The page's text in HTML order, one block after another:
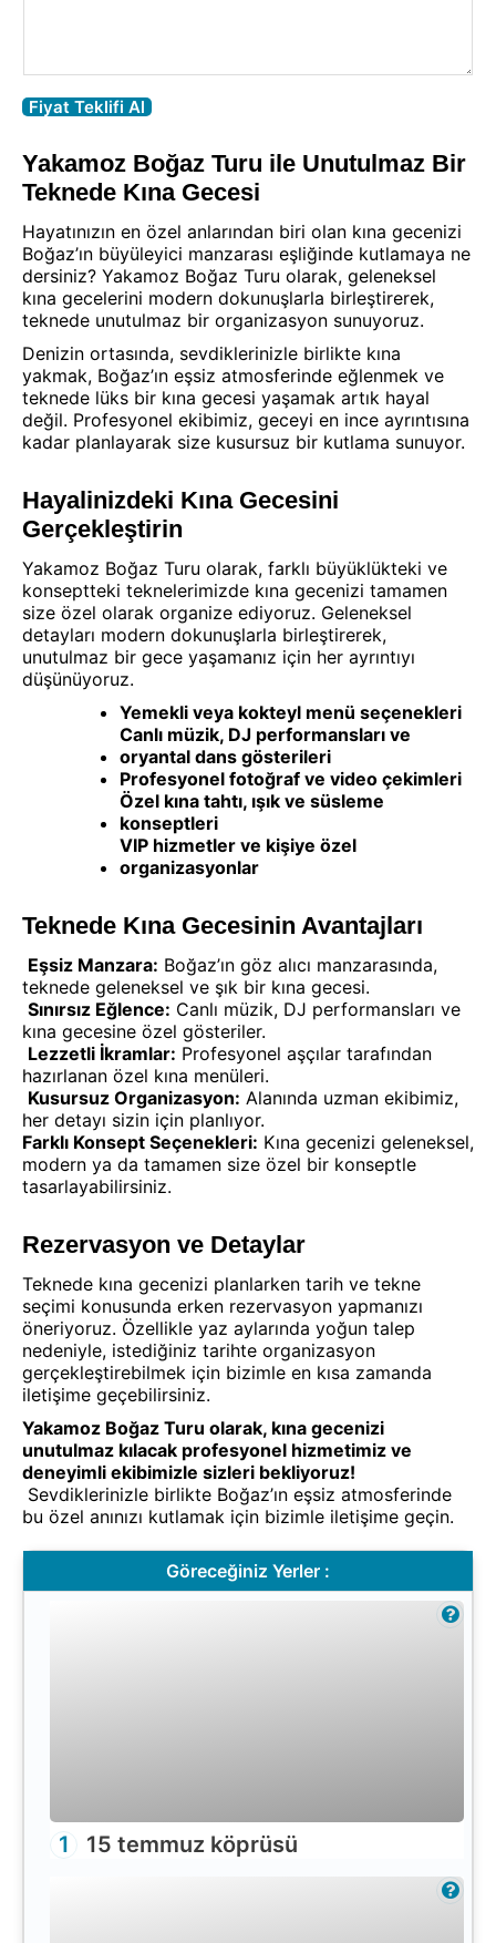
Fiyat Teklifi Al
Yakamoz Boğaz Turu ile Unutulmaz Bir
Teknede Kına Gecesi
Hayatınızın en özel anlarından biri olan kına gecenizi
Boğaz’ın büyüleyici manzarası eşliğinde kutlamaya ne
dersiniz? Yakamoz Boğaz Turu olarak, geleneksel
kına gecelerini modern dokunuşlarla birleştirerek,
teknede unutulmaz bir organizasyon sunuyoruz.
Denizin ortasında, sevdiklerinizle birlikte kına
yakmak, Boğaz’ın eşsiz atmosferinde eğlenmek ve
teknede lüks bir kına gecesi yaşamak artık hayal
değil. Profesyonel ekibimiz, geceyi en ince ayrıntısına
kadar planlayarak size kusursuz bir kutlama sunuyor.
Hayalinizdeki Kına Gecesini
Gerçekleştirin
Yakamoz Boğaz Turu olarak, farklı büyüklükteki ve
konseptteki teknelerimizde kına gecenizi tamamen
size özel olarak organize ediyoruz. Geleneksel
detayları modern dokunuşlarla birleştirerek,
unutulmaz bir gece yaşamanız için her ayrıntıyı
düşünüyoruz.
Yemekli veya kokteyl menü seçenekleri
Canlı müzik, DJ performansları ve
oryantal dans gösterileri
Profesyonel fotoğraf ve video çekimleri
Özel kına tahtı, ışık ve süsleme
konseptleri
VIP hizmetler ve kişiye özel
organizasyonlar
Teknede Kına Gecesinin Avantajları
Eşsiz Manzara: Boğaz’ın göz alıcı manzarasında,
teknede geleneksel ve şık bir kına gecesi.
Sınırsız Eğlence: Canlı müzik, DJ performansları ve
kına gecesine özel gösteriler.
Lezzetli İkramlar: Profesyonel aşçılar tarafından
hazırlanan özel kına menüleri.
Kusursuz Organizasyon: Alanında uzman ekibimiz,
her detayı sizin için planlıyor.
Farklı Konsept Seçenekleri: Kına gecenizi geleneksel,
modern ya da tamamen size özel bir konseptle
tasarlayabilirsiniz.
Rezervasyon ve Detaylar
Teknede kına gecenizi planlarken tarih ve tekne
seçimi konusunda erken rezervasyon yapmanızı
öneriyoruz. Özellikle yaz aylarında yoğun talep
nedeniyle, istediğiniz tarihte organizasyon
gerçekleştirebilmek için bizimle en kısa zamanda
iletişime geçebilirsiniz.
Yakamoz Boğaz Turu olarak, kına gecenizi
unutulmaz kılacak profesyonel hizmetimiz ve
deneyimli ekibimizle sizleri bekliyoruz!
Sevdiklerinizle birlikte Boğaz’ın eşsiz atmosferinde
bu özel anınızı kutlamak için bizimle iletişime geçin.
Göreceğiniz Yerler :
1 15 temmuz köprüsü